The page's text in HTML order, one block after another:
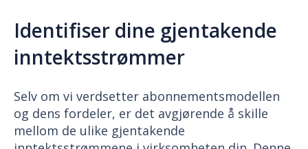
Identifiser dine gjentakende
inntektsstrømmer
Selv om vi verdsetter abonnementsmodellen
og dens fordeler, er det avgjørende å skille
mellom de ulike gjentakende